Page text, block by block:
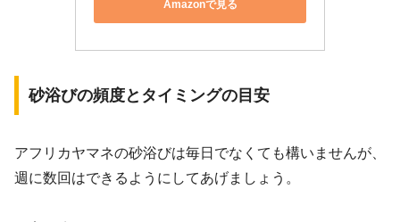
Amazonで見る
砂浴びの頻度とタイミングの目安
アフリカヤマネの砂浴びは毎日でなくても構いませんが、
週に数回はできるようにしてあげましょう。